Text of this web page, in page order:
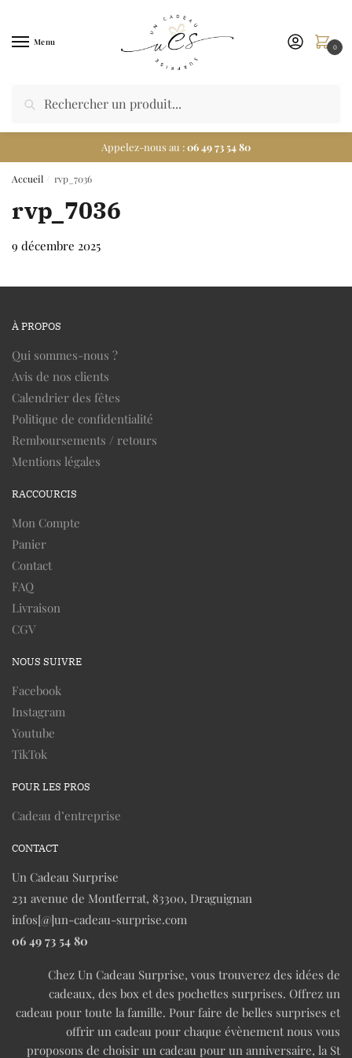
Menu 0
Appelez-nous au :06 49 73 54 80
Accueil rvp_7036
rvp_7036
9 décembre 2025
À PROPOS
Qui sommes-nous ?
Avis de nos clients
Calendrier des fêtes
Politique de confidentialité
Remboursements / retours
Mentions légales
RACCOURCIS
Mon Compte
Panier
Contact
FAQ
Livraison
CGV
NOUS SUIVRE
Facebook
Instagram
Youtube
TikTok
POUR LES PROS
Cadeau d’entreprise
CONTACT
Un Cadeau Surprise
231 avenue de Montferrat, 83300, Draguignan
infos[@]un-cadeau-surprise.com
06 49 73 54 80
Chez Un Cadeau Surprise, vous trouverez des idées de
cadeaux, des box et des pochettes surprises. Offrez un
cadeau pour toute la famille. Pour faire de belles surprises et
offrir un cadeau pour chaque évènement nous vous
proposons de choisir un cadeau pour un anniversaire, la St